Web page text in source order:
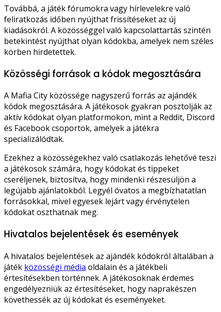
Továbbá, a játék fórumokra vagy hírlevelekre való
feliratkozás időben nyújthat frissítéseket az új
kiadásokról. A közösséggel való kapcsolattartás szintén
betekintést nyújthat olyan kódokba, amelyek nem széles
körben hirdetettek.
Közösségi források a kódok megosztására
A Mafia City közössége nagyszerű forrás az ajándék
kódok megosztására. A játékosok gyakran posztolják az
aktív kódokat olyan platformokon, mint a Reddit, Discord
és Facebook csoportok, amelyek a játékra
specializálódtak.
Ezekhez a közösségekhez való csatlakozás lehetővé teszi
a játékosok számára, hogy kódokat és tippeket
cseréljenek, biztosítva, hogy mindenki részesüljön a
legújabb ajánlatokból. Legyél óvatos a megbízhatatlan
forrásokkal, mivel egyesek lejárt vagy érvénytelen
kódokat oszthatnak meg.
Hivatalos bejelentések és események
A hivatalos bejelentések az ajándék kódokról általában a
játék közösségi média oldalain és a játékbeli
értesítésekben történnek. A játékosoknak érdemes
engedélyezniük az értesítéseket, hogy naprakészen
követhessék az új kódokat és eseményeket.